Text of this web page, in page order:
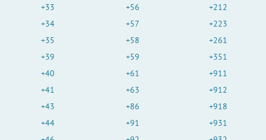
+33
+34
+35
+39
+40
+41
+43
+44
+56
+57
+58
+59
+61
+63
+86
+91
+212
+223
+261
+351
+911
+912
+918
+931